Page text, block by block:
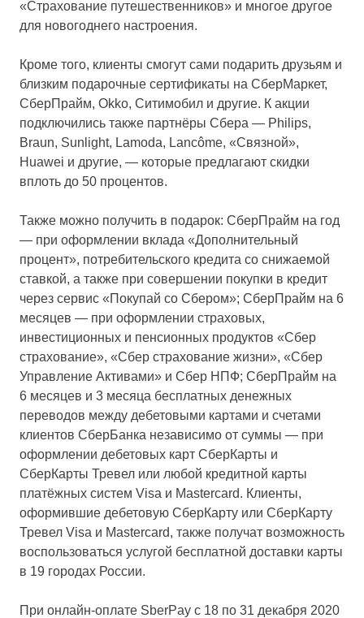
«Страхование путешественников» и многое другое
для новогоднего настроения.
Кроме того, клиенты смогут сами подарить друзьям и
близким подарочные сертификаты на СберМаркет,
СберПрайм, Okko, Ситимобил и другие. К акции
подключились также партнёры Сбера — Philips,
Braun, Sunlight, Lamoda, Lancôme, «Связной»,
Huawei и другие, — которые предлагают скидки
вплоть до 50 процентов.
Также можно получить в подарок: СберПрайм на год
— при оформлении вклада «Дополнительный
процент», потребительского кредита со снижаемой
ставкой, а также при совершении покупки в кредит
через сервис «Покупай со Сбером»; СберПрайм на 6
месяцев — при оформлении страховых,
инвестиционных и пенсионных продуктов «Сбер
страхование», «Сбер страхование жизни», «Сбер
Управление Активами» и Сбер НПФ; СберПрайм на
6 месяцев и 3 месяца бесплатных денежных
переводов между дебетовыми картами и счетами
клиентов СберБанка независимо от суммы — при
оформлении дебетовых карт СберКарты и
СберКарты Тревел или любой кредитной карты
платёжных систем Visa и Mastercard. Клиенты,
оформившие дебетовую СберКарту или СберКарту
Тревел Visa и Mastercard, также получат возможность
воспользоваться услугой бесплатной доставки карты
в 19 городах России.
При онлайн-оплате SberPay с 18 по 31 декабря 2020